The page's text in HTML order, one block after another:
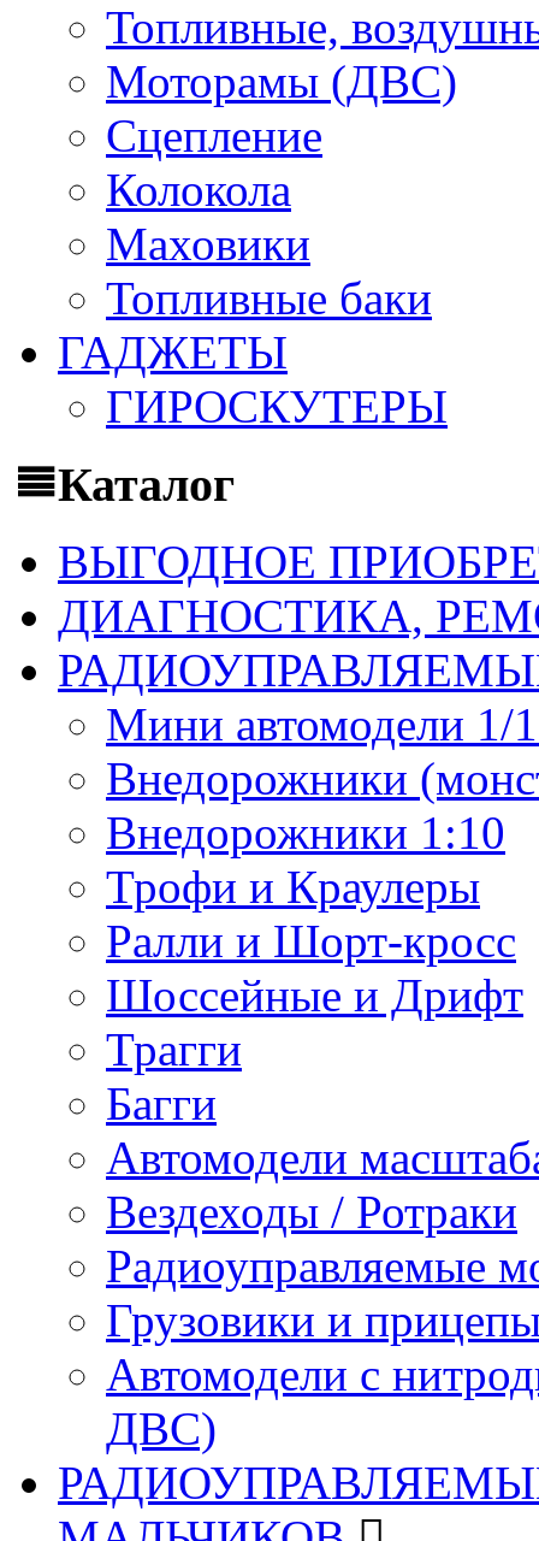
Топливные,
Моторамы (ДВС)
Сцепление
Колокола
Маховики
Топливные баки
ГАДЖЕТЫ
ГИРОСКУТЕРЫ
Каталог
ВЫГОДНОЕ
ДИАГНОСТИКА,
Мини автомодели 1/
Внедорожники
Внедорожники 1:10
Трофи и Краулеры
Ралли и Шорт-кросс
Шоссейные и Дрифт
Трагги
Багги
Автомодели
Вездеходы / Ротраки
Радиоуправляемые
Грузовики и
Автомодели с
ДВС)